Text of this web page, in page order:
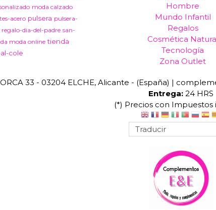
moda calzado
acero pulsera pulsera-
regalo-dia-del-padre san-
moda online tienda
cole
Hombre
Mundo Infantil
Regalos
Cosmética
Tecnología
Zona Outlet
33 - 03204 ELCHE, Alicante - (España) |
Entrega:24 HRS
(*) Precios con Impuestos